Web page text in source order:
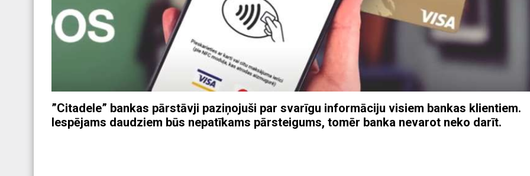
”Citadele” bankas pārstāvji paziņojuši par svarīgu informāciju visiem bankas klientiem.
Iespējams daudziem būs nepatīkams pārsteigums, tomēr banka nevarot neko darīt.